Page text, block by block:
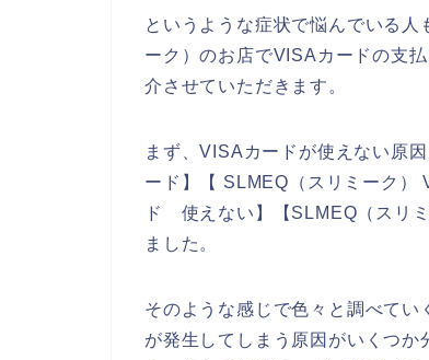
というような症状で悩んでいる
ーク）のお店でVISAカードの支
介させていただきます。
まず、VISAカードが使えない原
ード】【 SLMEQ（スリミーク
ド 使えない】【SLMEQ（スリ
ました。
そのような感じで色々と調べて
が発生してしまう原因がいくつ